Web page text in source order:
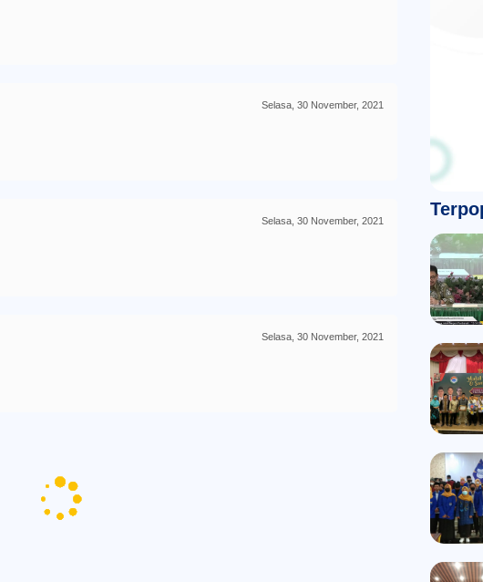
Selasa, 30 November, 2021
Selasa, 30 November, 2021
Selasa, 30 November, 2021